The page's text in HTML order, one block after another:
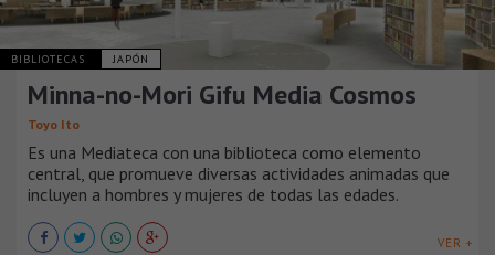
BIBLIOTECAS JAPÓN
Minna-no-Mori Gifu Media Cosmos
Toyo Ito
Es una Mediateca con una biblioteca como elemento
central, que promueve diversas actividades animadas que
incluyen a hombres y mujeres de todas las edades.
VER +